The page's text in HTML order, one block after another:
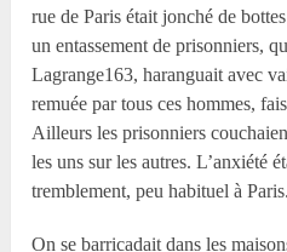
rue de Paris était jonché de
un entassement de prisonniers,
Lagrange163, haranguait avec
remuée par tous ces hommes,
Ailleurs les prisonniers
les uns sur les autres. L’anxiété
tremblement, peu habituel à Paris.
On se barricadait dans les